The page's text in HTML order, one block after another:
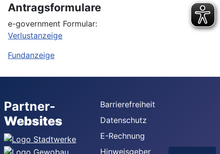
Antragsformulare
e-government Formular:
Verlustanzeige
Fundanzeige
Partner-
Websites
Barrierefreiheit
Datenschutz
E-Rechnung
Hinweisgeber